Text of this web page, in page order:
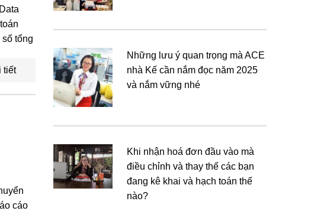
tổng
tiết
cáo
Những lưu ý quan trọng mà ACE
nhà Kế cần nắm đọc năm 2025
và nắm vững nhé
Khi nhận hoá đơn đầu vào mà
điều chỉnh và thay thế các bạn
đang kê khai và hạch toán thế
nào?